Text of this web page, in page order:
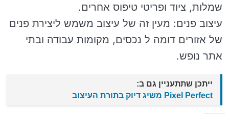
שמלות, ציוד ופריטי טיפוס אחרים.
עיצוב פנים: מעין זה של עיצוב משמש ליצירת פנים
של אזורים דומה ל נכסים, מקומות עבודה ובתי
אתר נופש.
ייתכן שתתעניין גם ב:
Pixel Perfect משיג דיוק בתורת העיצוב